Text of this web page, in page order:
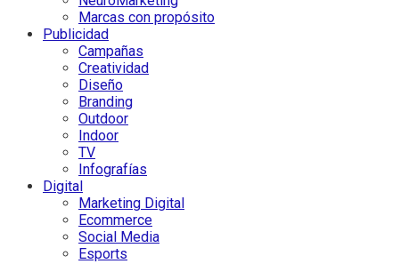
Marcas con propósito
Publicidad
Campañas
Creatividad
Diseño
Branding
Outdoor
Indoor
TV
Infografías
Digital
Marketing Digital
Ecommerce
Social Media
Esports